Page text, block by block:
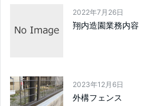
2022年7月26日
翔内造園業務内容
2023年12月6日
外構フェンス